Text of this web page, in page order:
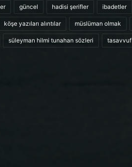
güncel hadisi şerifler ibadetler
köşe yazıları alıntılar müslüman olmak
süleyman hilmi tunahan sözleri tasavvuf